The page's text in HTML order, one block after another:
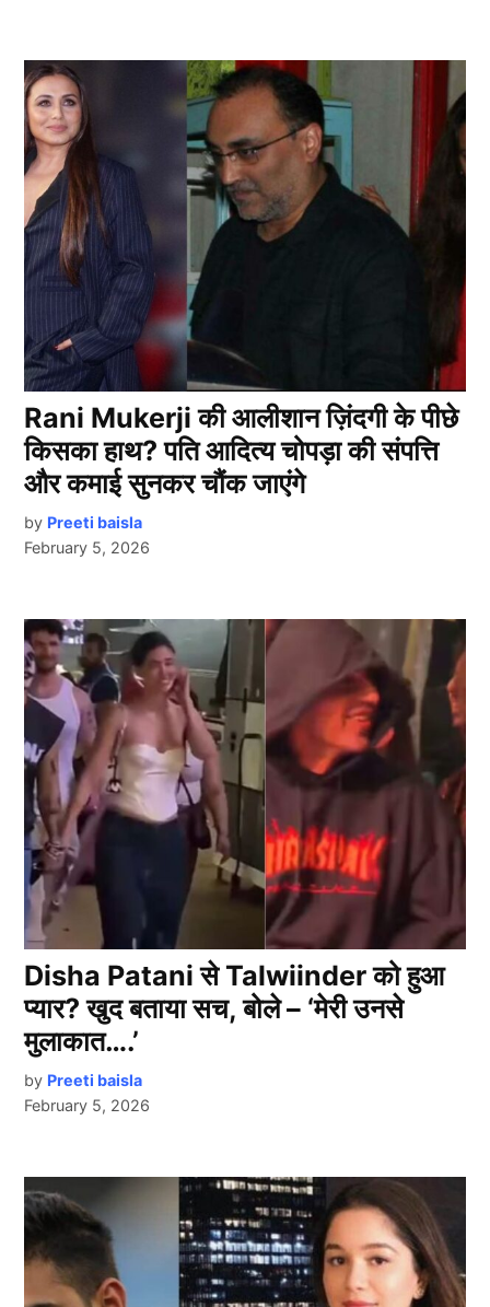
Rani Mukerji की आलीशान ज़िंदगी के पीछे
किसका हाथ? पति आदित्य चोपड़ा की संपत्ति
और कमाई सुनकर चौंक जाएंगे
by Preeti baisla
February 5, 2026
Disha Patani से Talwiinder को हुआ
प्यार? खुद बताया सच, बोले – ‘मेरी उनसे
मुलाकात….’
by Preeti baisla
February 5, 2026